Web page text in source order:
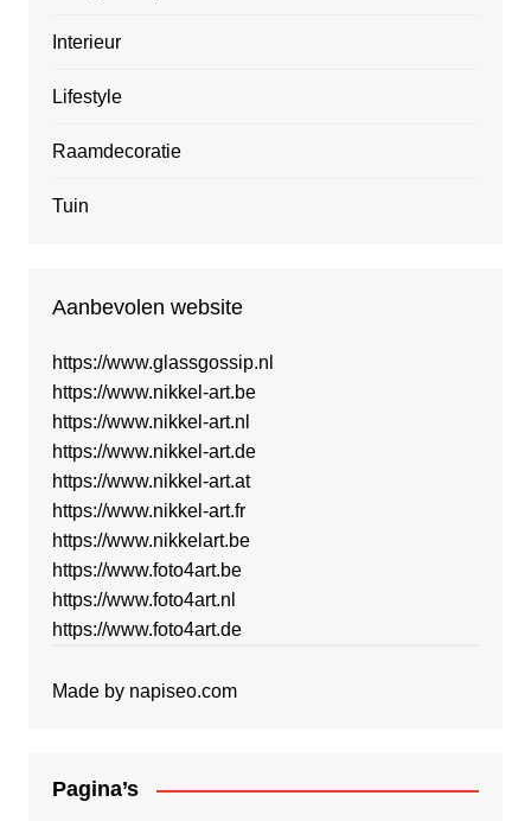
Interieur
Lifestyle
Raamdecoratie
Tuin
Aanbevolen website
https://www.glassgossip.nl
https://www.nikkel-art.be
https://www.nikkel-art.nl
https://www.nikkel-art.de
https://www.nikkel-art.at
https://www.nikkel-art.fr
https://www.nikkelart.be
https://www.foto4art.be
https://www.foto4art.nl
https://www.foto4art.de
Made by napiseo.com
Pagina’s